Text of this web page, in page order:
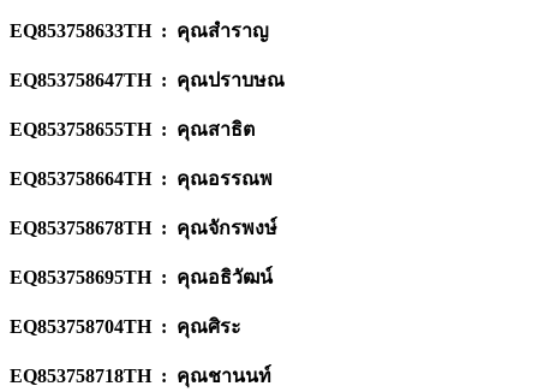
EQ853758633TH : คุณสำราญ
EQ853758647TH : คุณปราบษณ
EQ853758655TH : คุณสาธิต
EQ853758664TH : คุณอรรณพ
EQ853758678TH : คุณจักรพงษ์
EQ853758695TH : คุณอธิวัฒน์
EQ853758704TH : คุณศิระ
EQ853758718TH : คุณชานนท์